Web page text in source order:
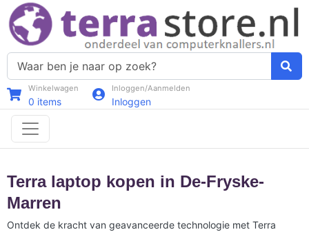
Winkelwagen
0 items
Inloggen/Aanmelden
Inloggen
Terra laptop kopen in De-Fryske-
Marren
Ontdek de kracht van geavanceerde technologie met Terra